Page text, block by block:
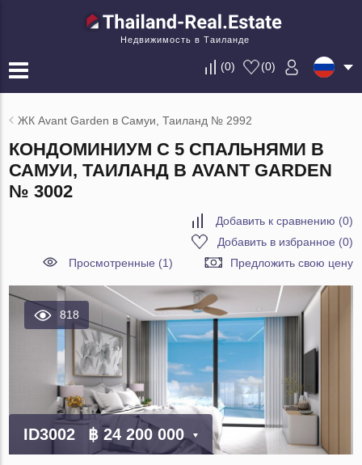
Недвижимость в Таиланде
(0) (0)
ЖК Avant Garden в Самуи, Таиланд № 2992
КОНДОМИНИУМ С 5 СПАЛЬНЯМИ В
САМУИ, ТАИЛАНД В AVANT GARDEN
№ 3002
Добавить к сравнению (0)
Добавить в избранное (0)
Просмотренные (1)
Предложить свою цену
818
ID3002 ฿ 24 200 000